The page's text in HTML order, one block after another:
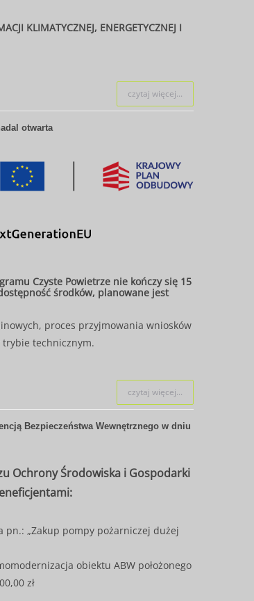
KLIMATYCZNEJ, ENERGETYCZNEJ I
czytaj więcej...
otwarta
Czyste Powietrze nie kończy się 15
środków, planowane jest
proces przyjmowania wniosków
trybie technicznym.
czytaj więcej...
Bezpieczeństwa Wewnętrznego w dniu
Ochrony Środowiska i Gospodarki
pn.: „Zakup pompy pożarniczej dużej
obiektu ABW położonego
zł